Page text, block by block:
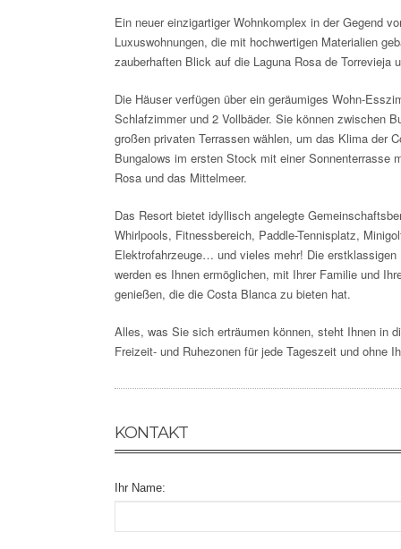
Ein neuer einzigartiger Wohnkomplex in der Gegend
Luxuswohnungen, die mit hochwertigen Materialien
zauberhaften Blick auf die Laguna Rosa de Torrevieja
Die Häuser verfügen über ein geräumiges Wohn-
Schlafzimmer und 2 Vollbäder. Sie können zwischen
großen privaten Terrassen wählen, um das Klima der
Bungalows im ersten Stock mit einer Sonnenterrasse
Rosa und das Mittelmeer.
Das Resort bietet idyllisch angelegte
Whirlpools, Fitnessbereich, Paddle-Tennisplatz,
Elektrofahrzeuge… und vieles mehr! Die erstklassigen
werden es Ihnen ermöglichen, mit Ihrer Familie und
genießen, die die Costa Blanca zu bieten hat.
Alles, was Sie sich erträumen können, steht Ihnen in
Freizeit- und Ruhezonen für jede Tageszeit und ohne
KONTAKT
Ihr Name: